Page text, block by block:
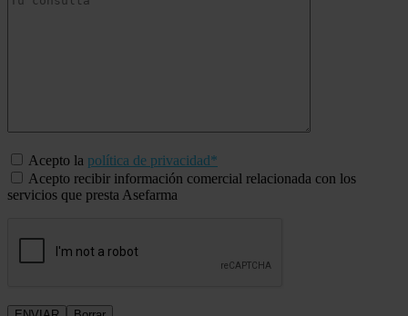
Acepto la política de privacidad*
Acepto recibir información comercial relacionada con los
servicios que presta Asefarma